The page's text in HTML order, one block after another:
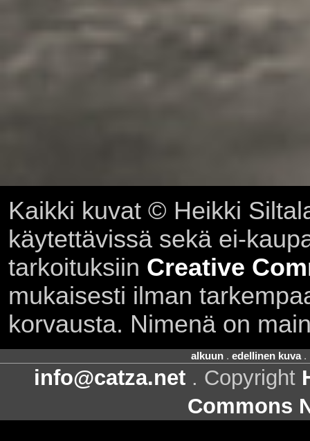
Kaikki kuvat © Heikki
käytettävissä sekä ei-
tarkoituksiin Creative
mukaisesti ilman
korvausta. Nimenä on
alkuun. edellinen kuva.
info@catza.net . Copyright
Commons